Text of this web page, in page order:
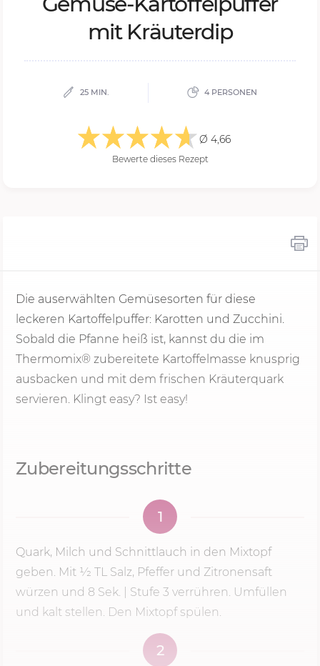
mit Kräu­ter­dip
25 MIN. 4 PERSONEN
Ø 4,66
Bewerte dieses Rezept
Die auserwählten Gemüsesorten für diese
leckeren Kartoffelpuffer: Karotten und Zucchini.
Sobald die Pfanne heiß ist, kannst du die im
Thermomix® zubereitete Kartoffelmasse knusprig
ausbacken und mit dem frischen Kräuterquark
servieren. Klingt easy? Ist easy!
Zubereitungsschritte
1
Quark, Milch und Schnittlauch in den Mixtopf
geben. Mit 1⁄2 TL Salz, Pfeffer und Zitronensaft
würzen und 8 Sek. Stufe 3 verrühren. Umfüllen
und kalt stellen. Den Mixtopf spülen.
2